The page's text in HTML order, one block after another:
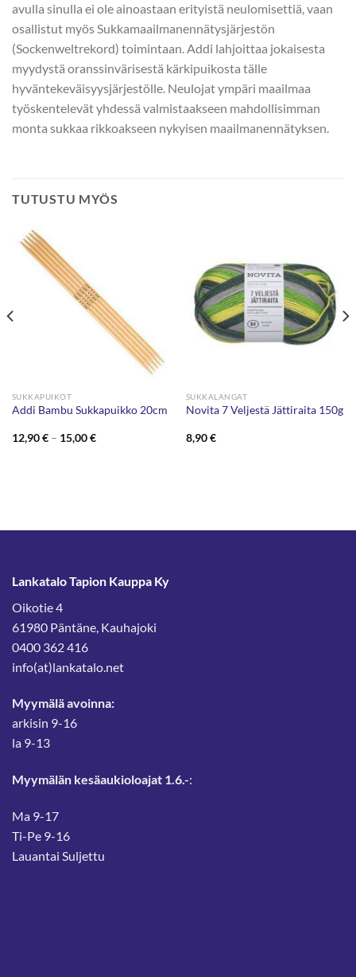
avulla sinulla ei ole ainoastaan ​​erityistä neulomisettiä, vaan
osallistut myös Sukkamaailmanennätysjärjestön
(Sockenweltrekord) toimintaan. Addi lahjoittaa jokaisesta
myydystä oranssinvärisestä kärkipuikosta tälle
hyväntekeväisyysjärjestölle. Neulojat ympäri maailmaa
työskentelevät yhdessä valmistaakseen mahdollisimman
monta sukkaa rikkoakseen nykyisen maailmanennätyksen.
TUTUSTU MYÖS
SUKKAPUIKOT
Addi Bambu Sukkapuikko 20cm
12,90€ – 15,00€Hintaluokka:
SUKKALANGAT
Novita 7 Veljestä Jättiraita 150g
8,90€
Lankatalo Tapion Kauppa Ky
Oikotie 4
61980 Päntäne, Kauhajoki
0400 362 416
info(at)lankatalo.net
Myymälä avoinna:
arkisin 9-16
la 9-13
Myymälän kesäaukioloajat 1.6.-:
Ma 9-17
Ti-Pe 9-16
Lauantai Suljettu